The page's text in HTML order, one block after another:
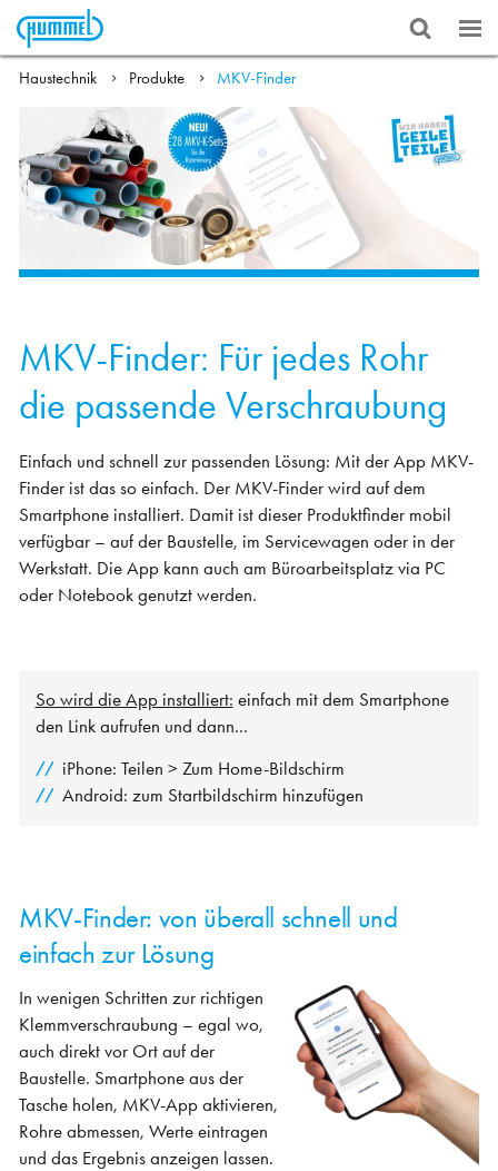
Haustechnik Produkte MKV-Finder
MKV-Finder: Für jedes Rohr
die passende Verschraubung
Einfach und schnell zur passenden Lösung: Mit der App MKV-
Finder ist das so einfach. Der MKV-Finder wird auf dem
Smartphone installiert. Damit ist dieser Produktfinder mobil
verfügbar – auf der Baustelle, im Servicewagen oder in der
Werkstatt. Die App kann auch am Büroarbeitsplatz via PC
oder Notebook genutzt werden.
So wird die App installiert: einfach mit dem Smartphone
den Link aufrufen und dann...
iPhone: Teilen > Zum Home-Bildschirm
Android: zum Startbildschirm hinzufügen
MKV-Finder: von überall schnell und
einfach zur Lösung
In wenigen Schritten zur richtigen
Klemmverschraubung – egal wo,
auch direkt vor Ort auf der
Baustelle. Smartphone aus der
Tasche holen, MKV-App aktivieren,
Rohre abmessen, Werte eintragen
und das Ergebnis anzeigen lassen.